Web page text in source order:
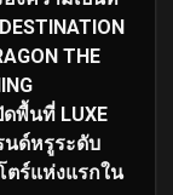
THE
ดพื้นที่ LUXE
นด์หรูระดับ
ตร์แห่งแรกใน